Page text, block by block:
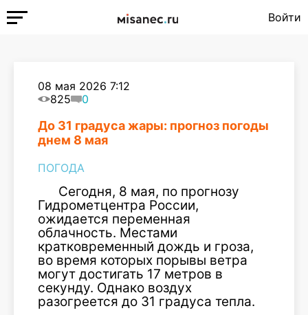
Войти
08 мая 2026 7:12
825
0
До 31 градуса жары: прогноз погоды
днем 8 мая
ПОГОДА
Сегодня, 8 мая, по прогнозу
Гидрометцентра России,
ожидается переменная
облачность. Местами
кратковременный дождь и гроза,
во время которых порывы ветра
могут достигать 17 метров в
секунду. Однако воздух
разогреется до 31 градуса тепла.